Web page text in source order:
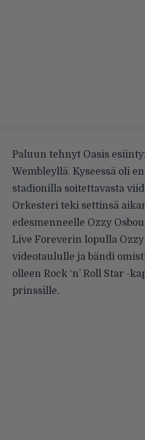
Paluun tehnyt Oasis
Wembleyllä. Kyseessä oli
stadionilla soitettavasta
Orkesteri teki settinsä
edesmenneelle Ozzy
Live Foreverin lopulla
videotaululle ja bändi
olleen Rock ‘n’ Roll Star -
prinssille.